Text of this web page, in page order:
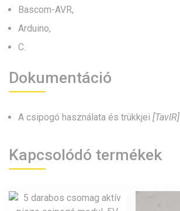
Bascom-AVR,
Arduino,
C.
Dokumentáció
A csipogó használata és trükkjei [TavIR]
Kapcsolódó termékek